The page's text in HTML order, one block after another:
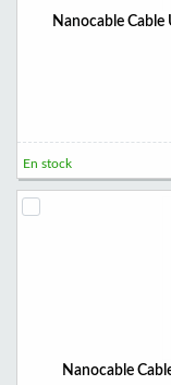
Nanocable
En stock
Nanocable